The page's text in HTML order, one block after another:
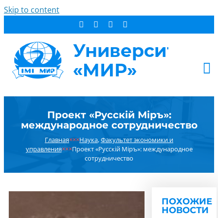
Skip to content
ДОПОБРАЗОВАНИЕ
ОБ УНИВЕРСИТЕТЕ
Проект «Русскiй Мiръ»:
международное сотрудничество
Главная×××Наука,Факультет экономики и
управления×××Проект «Русскiй Мiръ»: международное
сотрудничество
ПОХОЖИЕ
НОВОСТИ